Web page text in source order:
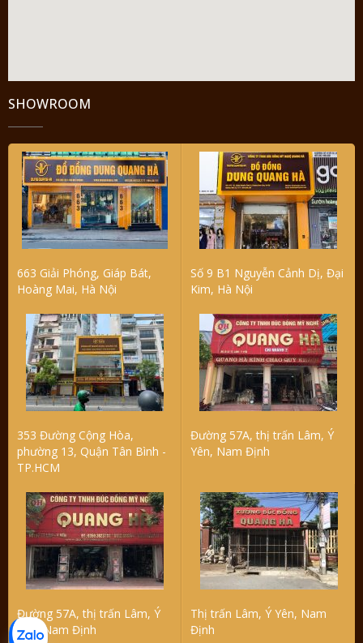
SHOWROOM
663 Giải Phóng, Giáp Bát,
Hoàng Mai, Hà Nội
Số 9 B1 Nguyễn Cảnh Dị, Đại
Kim, Hà Nội
353 Đường Cộng Hòa,
phường 13, Quận Tân Bình -
TP.HCM
Đường 57A, thị trấn Lâm, Ý
Yên, Nam Định
Đường 57A, thị trấn Lâm, Ý
Yên, Nam Định
Thị trấn Lâm, Ý Yên, Nam
Định